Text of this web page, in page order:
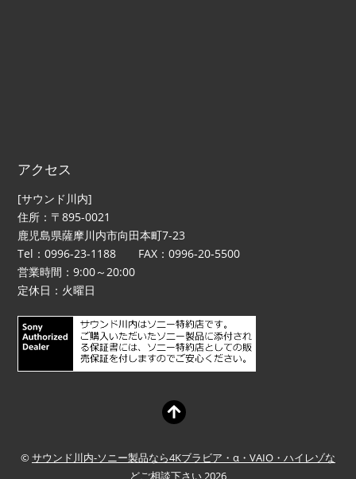
アクセス
[サウンド川内]
住所：〒895-0021
鹿児島県薩摩川内市向田本町7-23
Tel：0996-23-1188 FAX：0996-20-5500
営業時間：9:00～20:00
定休日：火曜日
©サウンド川内-ソニー製品なら4Kブラビア・α・VAIO・ハイレゾな
どご相談下さい 2026